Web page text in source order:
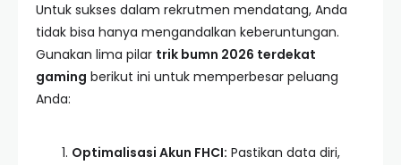
Untuk sukses dalam rekrutmen mendatang, Anda
tidak bisa hanya mengandalkan keberuntungan.
Gunakan lima pilar trik bumn 2026 terdekat
gaming berikut ini untuk memperbesar peluang
Anda:
Optimalisasi Akun FHCI: Pastikan data diri,